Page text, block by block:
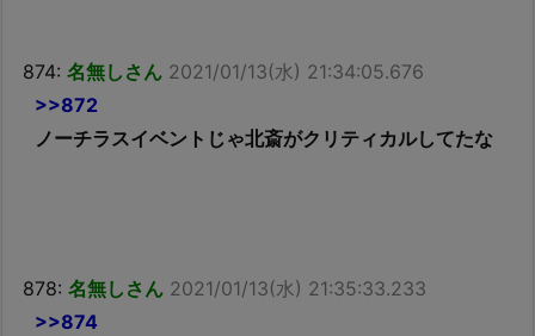
874: 名無しさん 2021/01/13(水) 21:34:05.676
>>872
ノーチラスイベントじゃ北斎がクリティカルしてたな
878: 名無しさん 2021/01/13(水) 21:35:33.233
>>874